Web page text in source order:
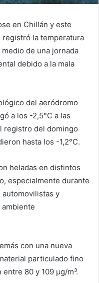
en Chillán y este
registró la temperatura
de una jornada
debido a la mala
del aeródromo
a los -2,5°C a las
registro del domingo
hasta los -1,2°C.
heladas en distintos
especialmente durante
automovilistas y
con una nueva
particulado fino
80 y 109 µg/m³.